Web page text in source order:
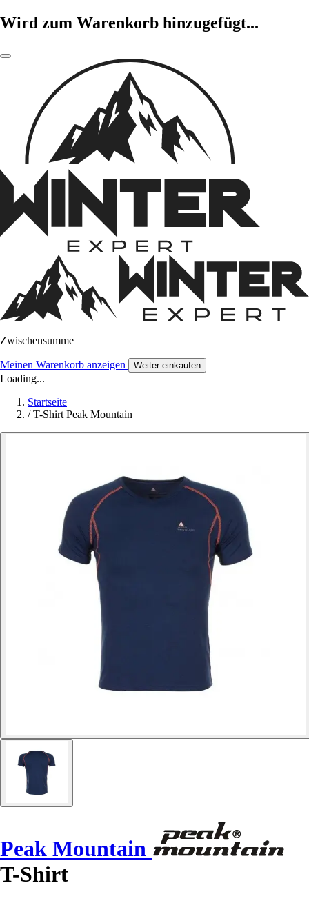
Wird zum Warenkorb hinzugefügt...
Zwischensumme
Meinen Warenkorb anzeigen Weiter einkaufen
Loading...
Startseite
/ T-Shirt Peak Mountain
Peak Mountain
T-Shirt